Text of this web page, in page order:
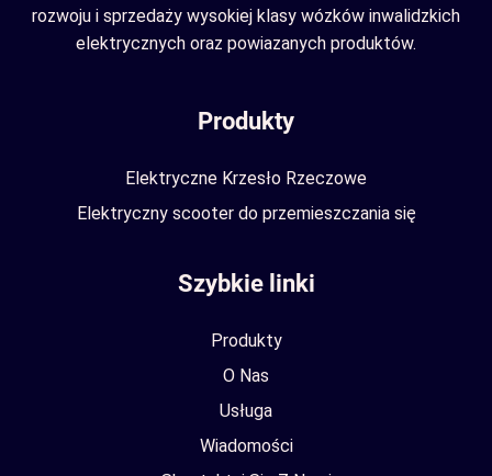
rozwoju i sprzedaży wysokiej klasy wózków inwalidzkich
elektrycznych oraz powiazanych produktów.
Produkty
Elektryczne Krzesło Rzeczowe
Elektryczny scooter do przemieszczania się
Szybkie linki
Produkty
O Nas
Usługa
Wiadomości